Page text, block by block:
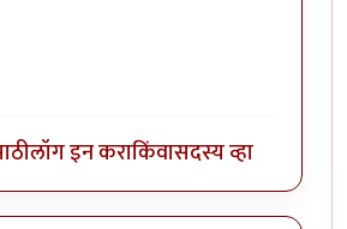
लॉग इन कराकिंवासदस्य व्हा